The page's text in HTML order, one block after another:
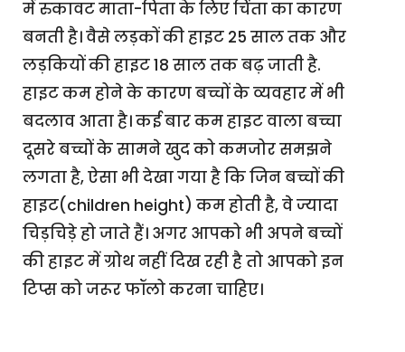
में रुकावट माता-पिता के लिए चिंता का कारण
बनती है। वैसे लड़कों की हाइट 25 साल तक और
लड़कियों की हाइट 18 साल तक बढ़ जाती है.
हाइट कम होने के कारण बच्चों के व्यवहार में भी
बदलाव आता है। कई बार कम हाइट वाला बच्चा
दूसरे बच्चों के सामने खुद को कमजोर समझने
लगता है, ऐसा भी देखा गया है कि जिन बच्चों की
हाइट(children height) कम होती है, वे ज्यादा
चिड़चिड़े हो जाते हैं। अगर आपको भी अपने बच्चों
की हाइट में ग्रोथ नहीं दिख रही है तो आपको इन
टिप्स को जरूर फॉलो करना चाहिए।